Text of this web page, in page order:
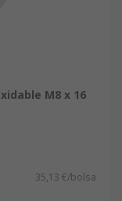
M8 x 16
35,13 €/bolsa